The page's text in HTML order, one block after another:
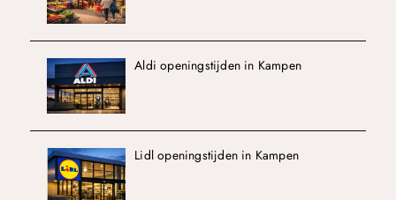
Aldi openingstijden in Kampen
Lidl openingstijden in Kampen